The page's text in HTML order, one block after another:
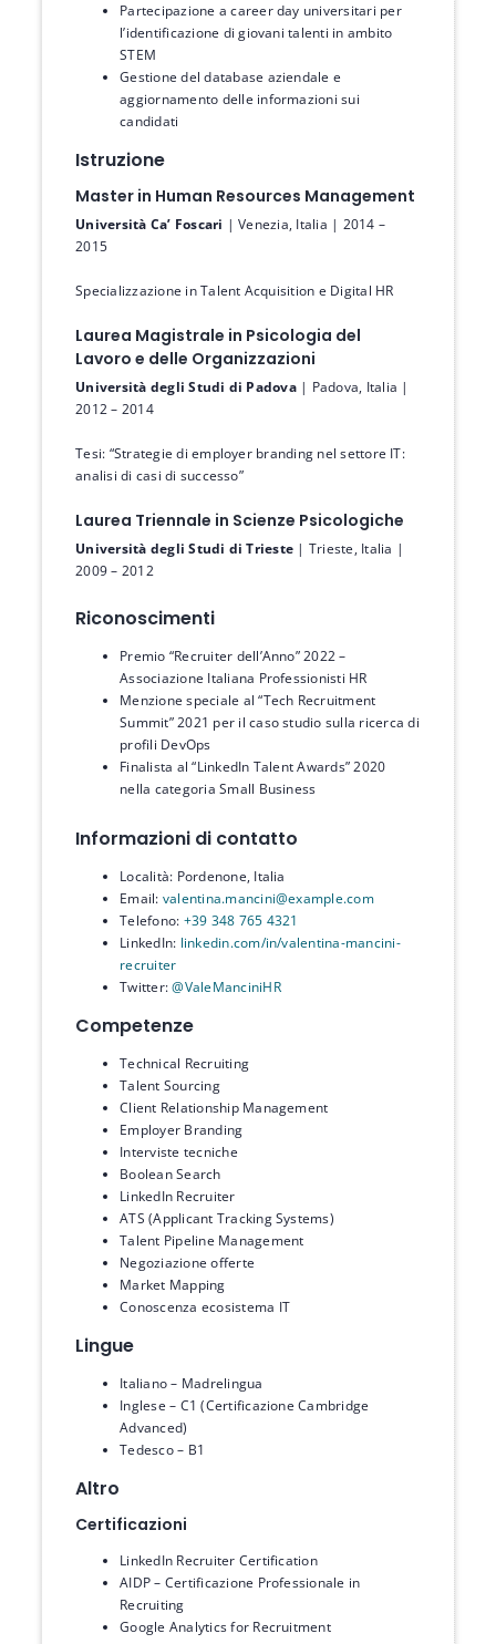
Partecipazione a career day universitari per
l’identificazione di giovani talenti in ambito
STEM
Gestione del database aziendale e
aggiornamento delle informazioni sui
candidati
Istruzione
Master in Human Resources Management
Università Ca’ Foscari | Venezia, Italia | 2014 –
2015
Specializzazione in Talent Acquisition e Digital HR
Laurea Magistrale in Psicologia del
Lavoro e delle Organizzazioni
Università degli Studi di Padova| Padova, Italia |
2012 – 2014
Tesi: “Strategie di employer branding nel settore IT:
analisi di casi di successo”
Laurea Triennale in Scienze Psicologiche
Università degli Studi di Trieste | Trieste, Italia |
2009 – 2012
Riconoscimenti
Premio “Recruiter dell’Anno” 2022 –
Associazione Italiana Professionisti HR
Menzione speciale al “Tech Recruitment
Summit” 2021 per il caso studio sulla ricerca di
profili DevOps
Finalista al “LinkedIn Talent Awards” 2020
nella categoria Small Business
Informazioni di contatto
Località: Pordenone, Italia
Email: valentina.mancini@example.com
Telefono: +39 348 765 4321
LinkedIn: linkedin.com/in/valentina-mancini-
recruiter
Twitter:@ValeManciniHR
Competenze
Technical Recruiting
Talent Sourcing
Client Relationship Management
Employer Branding
Interviste tecniche
Boolean Search
LinkedIn Recruiter
ATS (Applicant Tracking Systems)
Talent Pipeline Management
Negoziazione offerte
Market Mapping
Conoscenza ecosistema IT
Lingue
Italiano – Madrelingua
Inglese – C1 (Certificazione Cambridge
Advanced)
Tedesco – B1
Altro
Certificazioni
LinkedIn Recruiter Certification
AIDP – Certificazione Professionale in
Recruiting
Google Analytics for Recruitment